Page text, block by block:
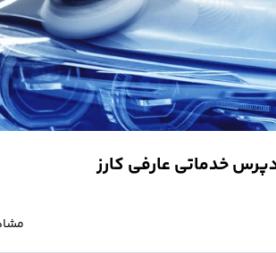
خدماتی عارفی کارز